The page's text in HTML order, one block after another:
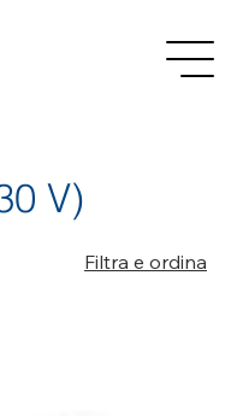
V)
Filtra e ordina